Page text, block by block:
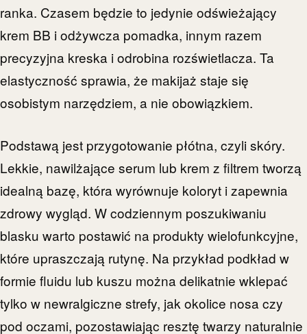
ranka. Czasem będzie to jedynie odświeżający
krem BB i odżywcza pomadka, innym razem
precyzyjna kreska i odrobina rozświetlacza. Ta
elastyczność sprawia, że makijaż staje się
osobistym narzędziem, a nie obowiązkiem.
Podstawą jest przygotowanie płótna, czyli skóry.
Lekkie, nawilżające serum lub krem z filtrem tworzą
idealną bazę, która wyrównuje koloryt i zapewnia
zdrowy wygląd. W codziennym poszukiwaniu
blasku warto postawić na produkty wielofunkcyjne,
które upraszczają rutynę. Na przykład podkład w
formie fluidu lub kuszu można delikatnie wklepać
tylko w newralgiczne strefy, jak okolice nosa czy
pod oczami, pozostawiając resztę twarzy naturalnie